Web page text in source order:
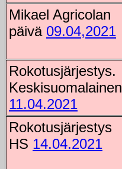
Mikael Agricolan
päivä 09.04,2021
Rokotusjärjestys.
Keskisuomalainen
11.04.2021
Rokotusjärjestys
HS 14.04.2021